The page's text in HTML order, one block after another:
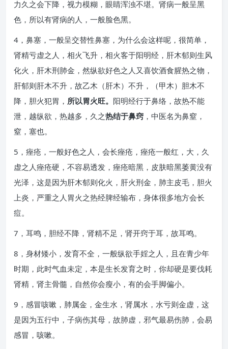
力久之会下降，视力模糊，眼睛浑浊不堪。肾病一般呈黑
色，所以有肾病的人，一般脸色黑。
4，鼻塞，一般呈交替性鼻塞，为什么会这样呢，很简单，
肾精亏虚之人，相火飞升，相火客于阳明经，肝木郁则生风
化火，肝木刑肺金，然纵欲好色之人又喜饮酒食腥热之物，
肝郁则肝木不升，故乙木（肝木）不升，（甲木）胆木不
降，胆火犯胃， 所以胃火旺。 阳明经行于鼻络，故热不能
泄，越纵欲，热越多，久之热结于鼻窍 ，中医名为鼻窒，
窒，塞也。
5，痤疮，一般好色之人，会长痤疮，痤疮一般红，大，久
虚之人痤疮硬，不容易透发，痤疮暗黑，皮肤暗黑萎黄没有
光泽，这是因为肝木郁则化火，肝火刑金，肺主皮毛，胆火
上炎，严重之人胃火之热经脾经输布，身体很多地方会长
痘。
7，耳鸣，胆经不降，肾精不足，肾开窍于耳，故耳鸣。
8，身材矮小，发育不全，一般纵欲手婬之人，且在青少年
时期，此时气血未定，本是生长发育之时，你却硬是要伐耗
肾精，肾主骨髓，自然你会瘦小，有的会手脚偏小。
9，感冒咳嗽，肺属金，金生水，肾属水，水亏则金虚，这
是因为五行中，子病伤其母，故肺虚，邪气最易伤肺，会易
感冒，咳嗽。